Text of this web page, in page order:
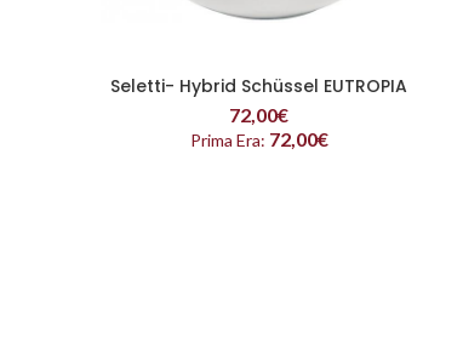
READ MORE
Seletti- Hybrid Schüssel EUTROPIA
72,00€
Prima Era: 72,00€